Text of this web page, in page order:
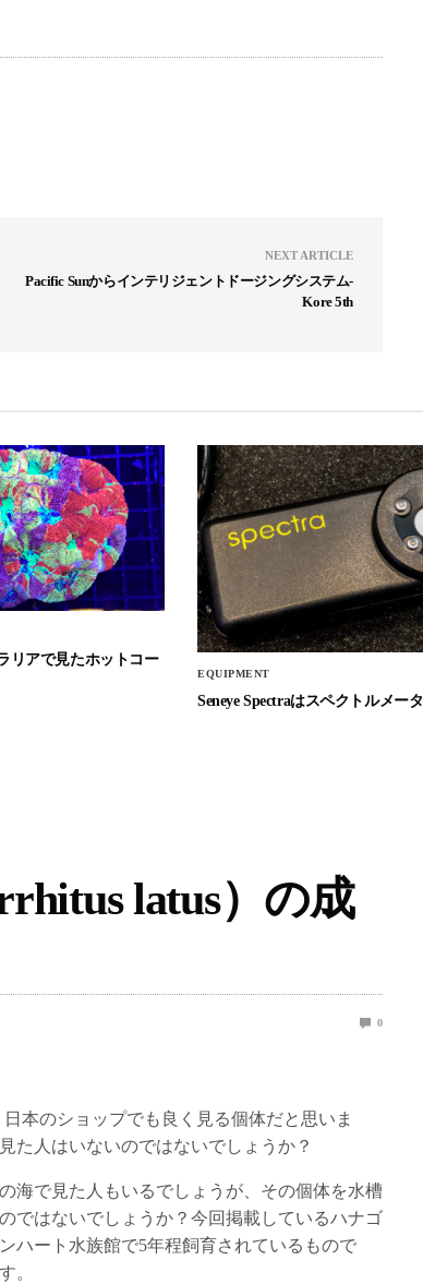
NEXT ARTICLE
Pacific Sunからインテリジェントドージングシステム-
Kore 5th
リアで見たホットコー
EQUIPMENT
Seneye Spectraはスペクトルメータ
latus）の成
0
日本のショップでも良く見る個体だと思いま
た人はいないのではないでしょうか？
海で見た人もいるでしょうが、その個体を水槽
ではないでしょうか？今回掲載しているハナゴ
ハート水族館で5年程飼育されているもので
。